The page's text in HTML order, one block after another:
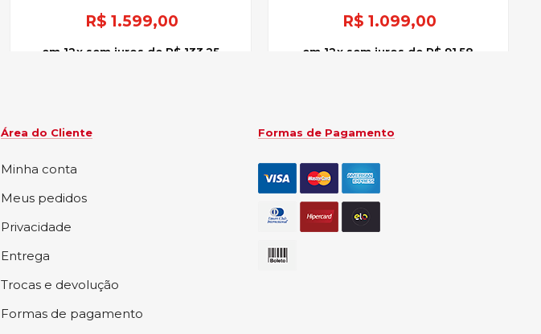
R$ 1.599,00
12x de R$ 133,25
sem juros
R$ 1.099,00
12x de R$ 91,58
sem juros
Área do Cliente
Minha conta
Meus pedidos
Privacidade
Entrega
Trocas e devolução
Formas de pagamento
Formas de Pagamento